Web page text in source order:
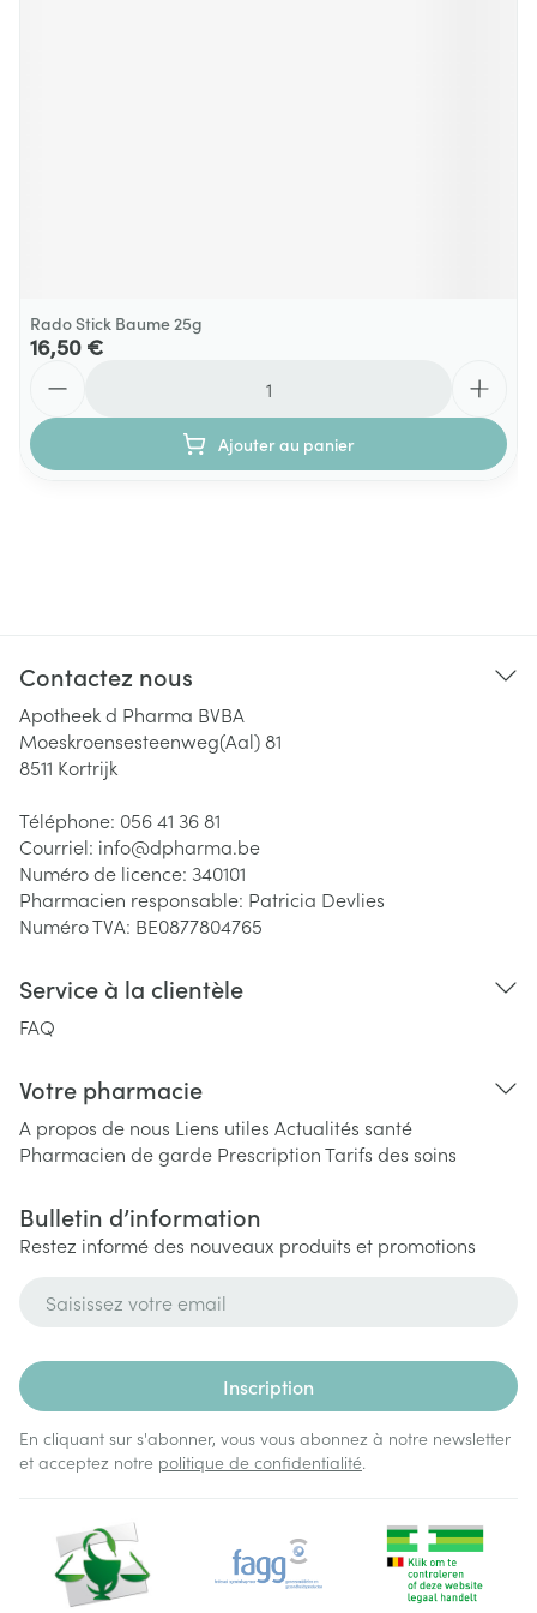
Rado Stick Baume 25g
16,50 €
Ajouter au panier
Contactez nous
Apotheek d Pharma BVBA
Moeskroensesteenweg(Aal) 81
8511 Kortrijk
Téléphone: 056 41 36 81
Courriel: info@dpharma.be
Numéro de licence: 340101
Pharmacien responsable: Patricia Devlies
Numéro TVA: BE0877804765
Service à la clientèle
FAQ
Votre pharmacie
A propos de nous Liens utiles Actualités santé
Pharmacien de garde PrescriptionTarifs des soins
Bulletin d’information
Restez informé des nouveaux produits et promotions
Inscription
En cliquant sur s'abonner, vous vous abonnez à notre newsletter
et acceptez notre politique de confidentialité.